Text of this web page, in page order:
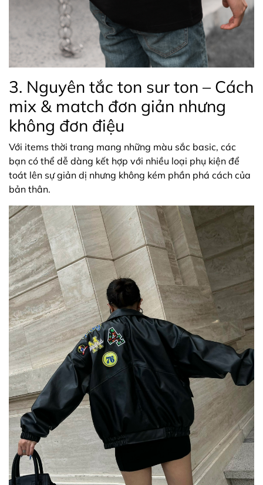
3. Nguyên tắc ton sur ton – Cách
mix & match đơn giản nhưng
không đơn điệu
Với items thời trang mang những màu sắc basic, các
bạn có thể dễ dàng kết hợp với nhiều loại phụ kiện để
toát lên sự giản dị nhưng không kém phần phá cách của
bản thân.